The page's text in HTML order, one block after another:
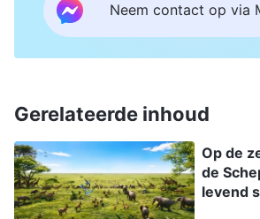
levensloop verwelkomen en ze
spoedig in eindeloze reeksen
Neem contact op via
Gerelateerde inhoud
Op de
de
levend